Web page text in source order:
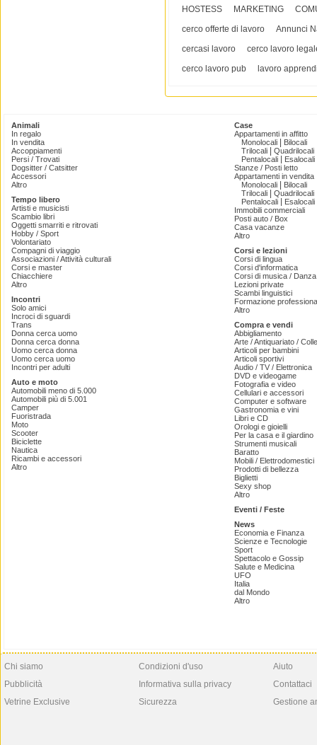
HOSTESS MARKETING
cerco offerte di lavoro
Annunci
cercasi lavoro
cerco lavoro
cerco lavoro pub
lavoro
Animali
In regalo
In vendita
Accoppiamenti
Persi / Trovati
Dogsitter / Catsitter
Accessori
Altro
Tempo libero
Artisti e musicisti
Scambio libri
Oggetti smarriti e ritrovati
Hobby / Sport
Volontariato
Compagni di viaggio
Associazioni / Attività culturali
Corsi e master
Chiacchiere
Altro
Incontri
Solo amici
Incroci di sguardi
Trans
Donna cerca uomo
Donna cerca donna
Uomo cerca donna
Uomo cerca uomo
Incontri per adulti
Auto e moto
Automobili meno di 5.000
Automobili più di 5.001
Camper
Fuoristrada
Moto
Scooter
Biciclette
Nautica
Ricambi e accessori
Altro
Case
Appartamenti in affitto
Monolocali
Bilocali
Trilocali
Quadrilocali
Pentalocali
Esalocali
Stanze / Posti letto
Appartamenti in vendita
Monolocali
Bilocali
Trilocali
Quadrilocali
Pentalocali
Esalocali
Immobili commerciali
Posti auto / Box
Casa vacanze
Altro
Corsi e lezioni
Corsi di lingua
Corsi d'informatica
Corsi di musica /
Lezioni private
Scambi linguistici
Formazione
Altro
Compra e vendi
Abbigliamento
Arte / Antiquariato /
Articoli per bambini
Articoli sportivi
Audio / TV / Elettronica
DVD e videogame
Fotografia e video
Cellulari e accessori
Computer e software
Gastronomia e vini
Libri e CD
Orologi e gioielli
Per la casa e il giardino
Strumenti musicali
Baratto
Mobili / Elettrodomestici
Prodotti di bellezza
Biglietti
Sexy shop
Altro
Eventi / Feste
News
Economia e Finanza
Scienze e Tecnologie
Sport
Spettacolo e Gossip
Salute e Medicina
UFO
Italia
dal Mondo
Altro
Chi siamo
Pubblicità
Vetrine Exclusive
Condizioni d'uso
Informativa sulla privacy
Sicurezza
Aiuto
Contattaci
Gestione